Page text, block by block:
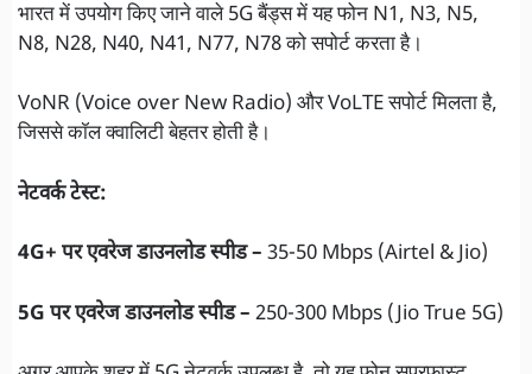
भारत में उपयोग किए जाने वाले 5G बैंड्स में यह फोन N1, N3, N5,
N8, N28, N40, N41, N77, N78 को सपोर्ट करता है।
VoNR (Voice over New Radio) और VoLTE सपोर्ट मिलता है,
जिससे कॉल क्वालिटी बेहतर होती है।
नेटवर्क टेस्ट:
4G+ पर एवरेज डाउनलोड स्पीड – 35-50 Mbps (Airtel & Jio)
5G पर एवरेज डाउनलोड स्पीड – 250-300 Mbps (Jio True 5G)